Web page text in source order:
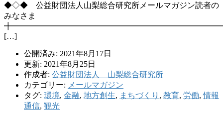
◆◇◆ 公益財団法人山梨総合研究所メールマガジン読者の
みなさま
[…]
公開済み: 2021年8月17日
更新: 2021年8月25日
作成者: 公益財団法人 山梨総合研究所
カテゴリー: メールマガジン
タグ: 環境, 金融, 地方創生, まちづくり , 教育, 労働,情報
通信, 観光